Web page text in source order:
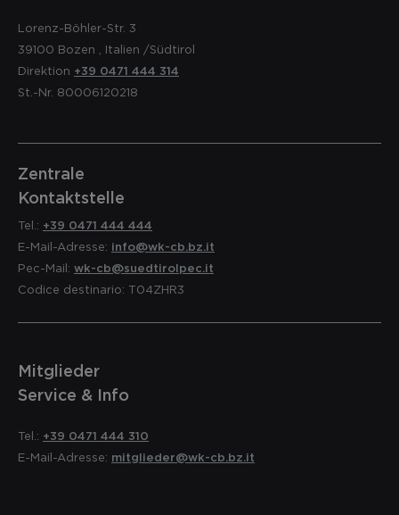
Lorenz-Böhler-Str. 3
39100 Bozen Italien /Südtirol
Direktion +39 0471 444 314
St.-Nr. 80006120218
Zentrale
Kontaktstelle
Tel.: +39 0471 444 444
E-Mail-Adresse: info@wk-cb.bz.it
Pec-Mail: wk-cb@suedtirolpec.it
Codice destinario: T04ZHR3
Mitglieder
Service & Info
Tel.: +39 0471 444 310
E-Mail-Adresse: mitglieder@wk-cb.bz.it